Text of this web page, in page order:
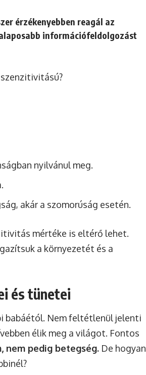
érzékenyebben reagál az
információfeldolgozást
nyilvánul meg.
akár a szomorúság esetén.
mértéke is eltérő lehet.
a környezetét és a
és tünetei
babáétól. Nem feltétlenül jelenti
élik meg a világot. Fontos
nem pedig betegség. De hogyan